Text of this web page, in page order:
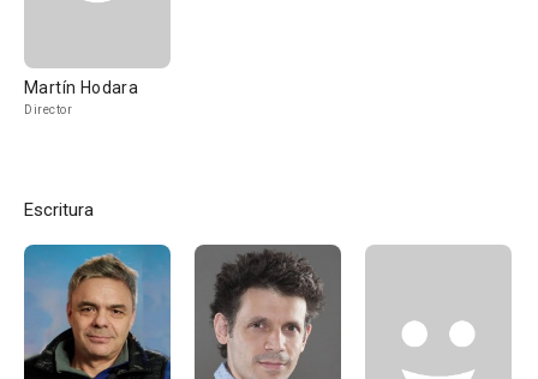
Martín Hodara
Director
Escritura